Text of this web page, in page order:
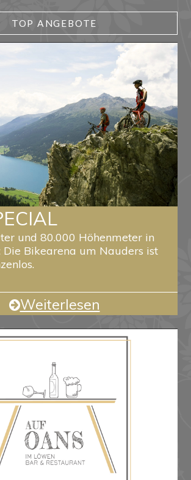
TOP ANGEBOTE
und 80.000 Höhenmeter in
Die Bikearena um Nauders ist
Weiterlesen